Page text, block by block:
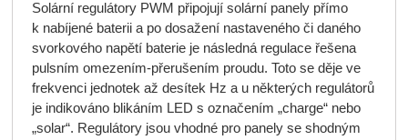
Solární regulátory PWM připojují solární panely přímo
k nabíjené baterii a po dosažení nastaveného či daného
svorkového napětí baterie je následná regulace řešena
pulsním omezením-přerušením proudu. Toto se děje ve
frekvenci jednotek až desítek Hz a u některých regulátorů
je indikováno blikáním LED s označením „charge“ nebo
„solar“. Regulátory jsou vhodné pro panely se shodným